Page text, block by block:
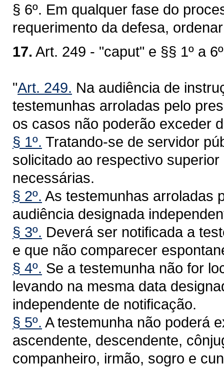
§ 6º. Em qualquer fase do
requerimento da defesa,
17. Art. 249 - "caput" e §§ 1º a
"Art. 249. Na audiência de
testemunhas arroladas pelo
os casos não poderão exceder
§ 1º. Tratando-se de servidor
solicitado ao respectivo
necessárias.
§ 2º. As testemunhas arroladas
audiência designada
§ 3º. Deverá ser notificada a
e que não comparecer
§ 4º. Se a testemunha não for
levando na mesma data
independente de notificação.
§ 5º. A testemunha não poderá
ascendente, descendente,
companheiro, irmão, sogro e